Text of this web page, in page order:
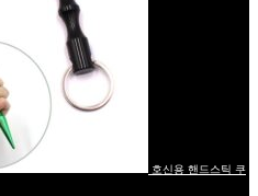
호신용 핸드스틱 쿠